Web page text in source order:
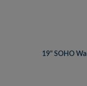
19" SOHO